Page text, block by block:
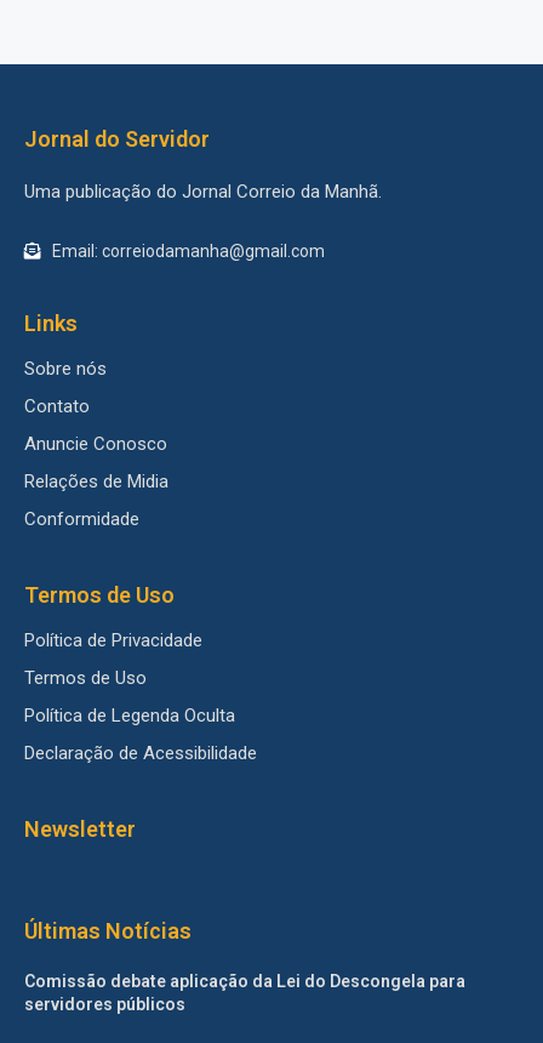
Jornal do Servidor
Uma publicação do Jornal Correio da Manhã.
Email: correiodamanha@gmail.com
Links
Sobre nós
Contato
Anuncie Conosco
Relações de Midia
Conformidade
Termos de Uso
Política de Privacidade
Termos de Uso
Política de Legenda Oculta
Declaração de Acessibilidade
Newsletter
Últimas Notícias
Comissão debate aplicação da Lei do Descongela para
servidores públicos